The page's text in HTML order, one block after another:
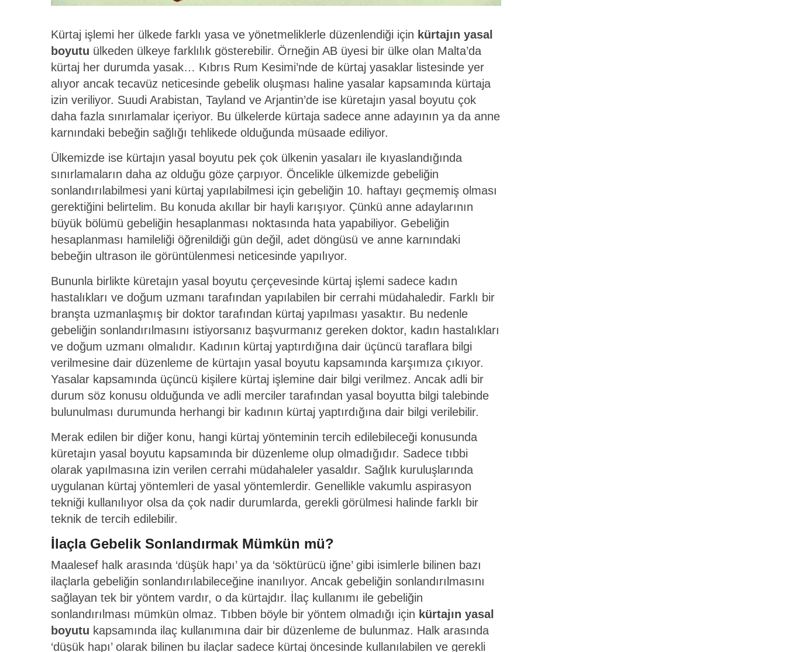
Kürtaj işlemi her ülkede farklı yasa ve yönetmeliklerle düzenlendiği için kürtajın yasal
boyutu ülkeden ülkeye farklılık gösterebilir. Örneğin AB üyesi bir ülke olan Malta’da
kürtaj her durumda yasak… Kıbrıs Rum Kesimi’nde de kürtaj yasaklar listesinde yer
alıyor ancak tecavüz neticesinde gebelik oluşması haline yasalar kapsamında kürtaja
izin veriliyor. Suudi Arabistan, Tayland ve Arjantin’de ise küretajın yasal boyutu çok
daha fazla sınırlamalar içeriyor. Bu ülkelerde kürtaja sadece anne adayının ya da anne
karnındaki bebeğin sağlığı tehlikede olduğunda müsaade ediliyor.
Ülkemizde ise kürtajın yasal boyutu pek çok ülkenin yasaları ile kıyaslandığında
sınırlamaların daha az olduğu göze çarpıyor. Öncelikle ülkemizde gebeliğin
sonlandırılabilmesi yani kürtaj yapılabilmesi için gebeliğin 10. haftayı geçmemiş olması
gerektiğini belirtelim. Bu konuda akıllar bir hayli karışıyor. Çünkü anne adaylarının
büyük bölümü gebeliğin hesaplanması noktasında hata yapabiliyor. Gebeliğin
hesaplanması hamileliği öğrenildiği gün değil, adet döngüsü ve anne karnındaki
bebeğin ultrason ile görüntülenmesi neticesinde yapılıyor.
Bununla birlikte küretajın yasal boyutu çerçevesinde kürtaj işlemi sadece kadın
hastalıkları ve doğum uzmanı tarafından yapılabilen bir cerrahi müdahaledir. Farklı bir
branşta uzmanlaşmış bir doktor tarafından kürtaj yapılması yasaktır. Bu nedenle
gebeliğin sonlandırılmasını istiyorsanız başvurmanız gereken doktor, kadın hastalıkları
ve doğum uzmanı olmalıdır. Kadının kürtaj yaptırdığına dair üçüncü taraflara bilgi
verilmesine dair düzenleme de kürtajın yasal boyutu kapsamında karşımıza çıkıyor.
Yasalar kapsamında üçüncü kişilere kürtaj işlemine dair bilgi verilmez. Ancak adli bir
durum söz konusu olduğunda ve adli merciler tarafından yasal boyutta bilgi talebinde
bulunulması durumunda herhangi bir kadının kürtaj yaptırdığına dair bilgi verilebilir.
Merak edilen bir diğer konu, hangi kürtaj yönteminin tercih edilebileceği konusunda
küretajın yasal boyutu kapsamında bir düzenleme olup olmadığıdır. Sadece tıbbi
olarak yapılmasına izin verilen cerrahi müdahaleler yasaldır. Sağlık kuruluşlarında
uygulanan kürtaj yöntemleri de yasal yöntemlerdir. Genellikle vakumlu aspirasyon
tekniği kullanılıyor olsa da çok nadir durumlarda, gerekli görülmesi halinde farklı bir
teknik de tercih edilebilir.
İlaçla Gebelik Sonlandırmak Mümkün mü?
Maalesef halk arasında ‘düşük hapı’ ya da ‘söktürücü iğne’ gibi isimlerle bilinen bazı
ilaçlarla gebeliğin sonlandırılabileceğine inanılıyor. Ancak gebeliğin sonlandırılmasını
sağlayan tek bir yöntem vardır, o da kürtajdır. İlaç kullanımı ile gebeliğin
sonlandırılması mümkün olmaz. Tıbben böyle bir yöntem olmadığı için kürtajın yasal
boyutu kapsamında ilaç kullanımına dair bir düzenleme de bulunmaz. Halk arasında
‘düşük hapı’ olarak bilinen bu ilaçlar sadece kürtaj öncesinde kullanılabilen ve gerekli